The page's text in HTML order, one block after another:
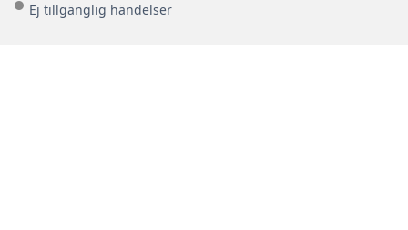
Ej tillgänglig händelser